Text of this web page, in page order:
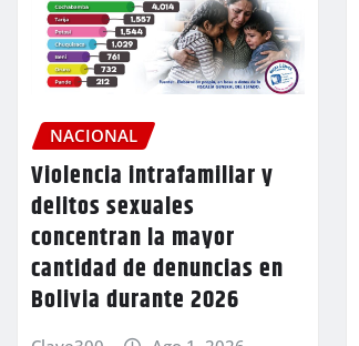
NACIONAL
Violencia intrafamiliar y
delitos sexuales
concentran la mayor
cantidad de denuncias en
Bolivia durante 2026